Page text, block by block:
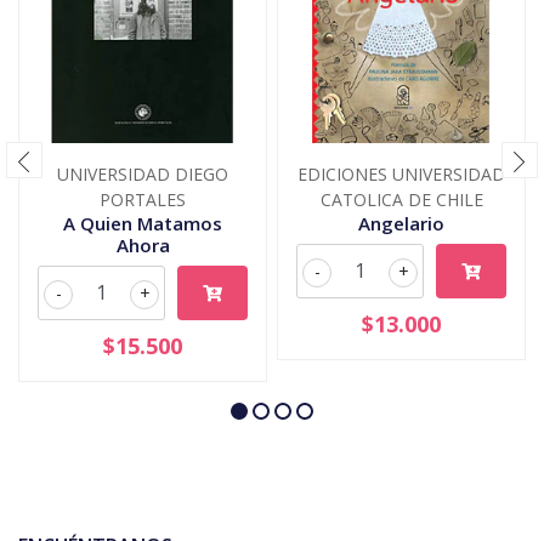
UNIVERSIDAD DIEGO
PORTALES
A Quien Matamos
Ahora
+
-
$15.500
EDICIONES UNIVERSIDAD
CATOLICA DE CHILE
Angelario
+
-
$13.000